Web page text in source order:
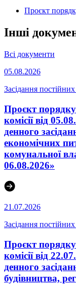
Проєкт
Інші
Всі документи
05.08.2026
Засідання постійних
Проєкт порядку
комісії від
денного
економічних
комунальної
06.08.2026»
21.07.2026
Засідання постійних
Проєкт порядку
комісії від
денного
будівництва,